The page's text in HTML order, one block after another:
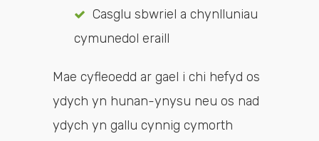
Casglu sbwriel a chynlluniau
cymunedol eraill
Mae cyfleoedd ar gael i chi hefyd os
ydych yn hunan-ynysu neu os nad
ydych yn gallu cynnig cymorth